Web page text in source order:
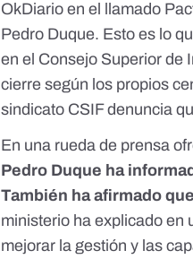
OkDiario en el llamado
Pedro Duque. Esto es lo
en el Consejo Superior de
cierre según los propios
sindicato CSIF denuncia
En una rueda de prensa
Pedro Duque ha
También ha afirmado
ministerio ha explicadoen
mejorar la gestión y las